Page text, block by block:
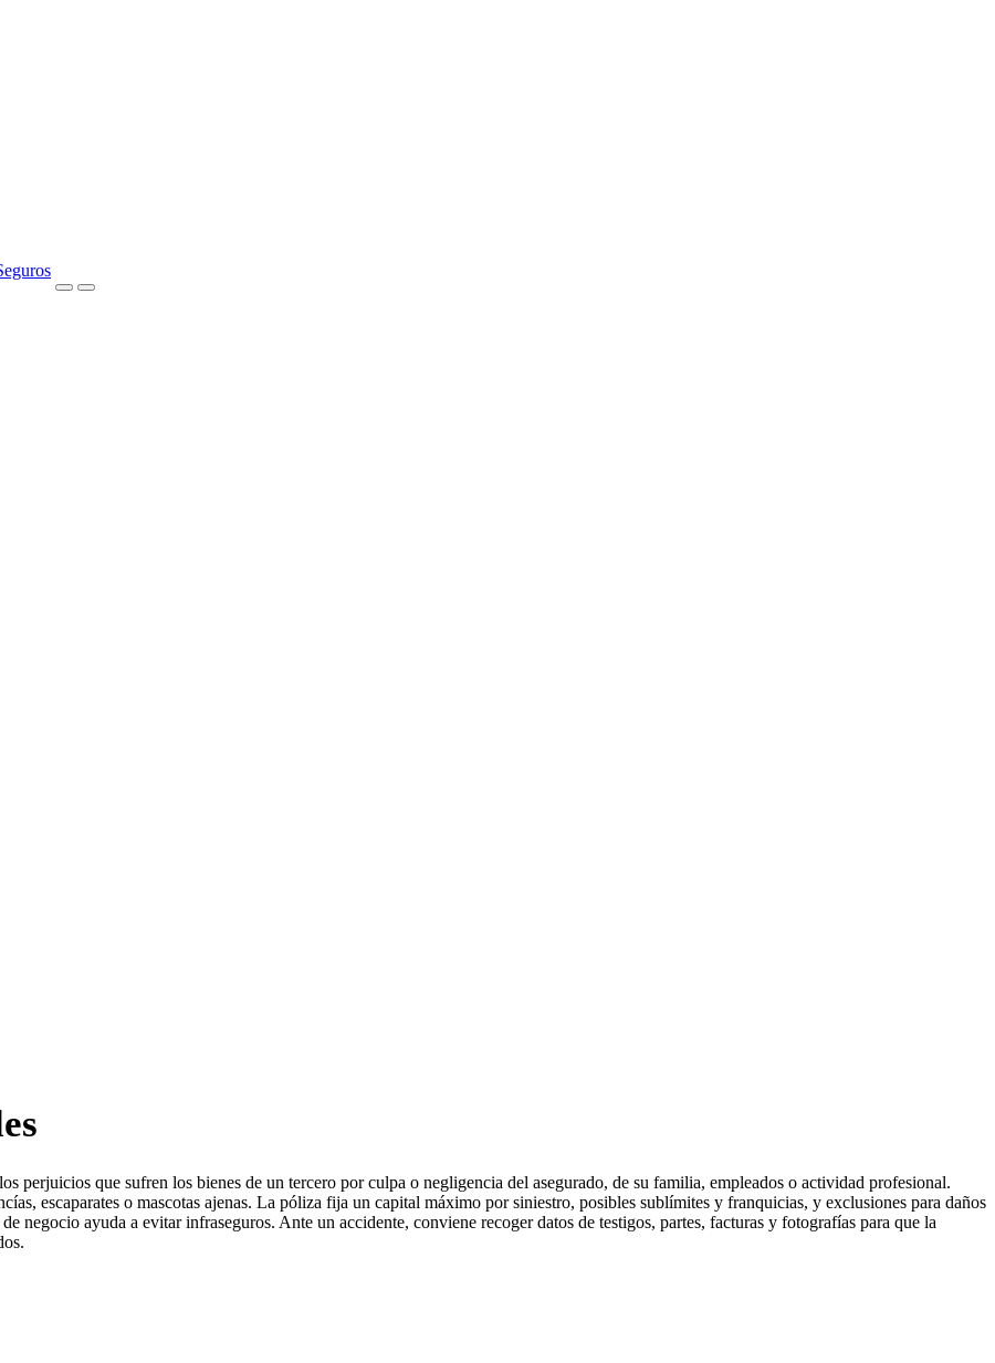
perjuicios que sufren los bienes de un tercero por culpa o negligencia del asegurado, de su familia, empleados o actividad profesional.
escaparates o mascotas ajenas. La póliza fija un capital máximo por siniestro, posibles sublímites y franquicias, y exclusiones para daños
negocio ayuda a evitar infraseguros. Ante un accidente, conviene recoger datos de testigos, partes, facturas y fotografías para que la